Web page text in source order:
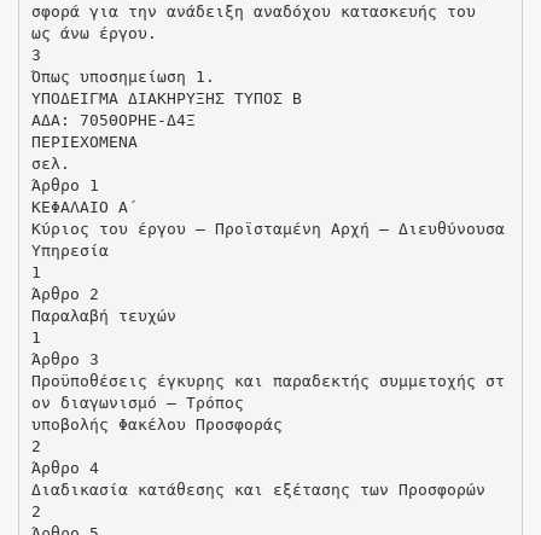
σφορά για την ανάδειξη αναδόχου κατασκευής του
ως άνω έργου.
3
Όπως υποσημείωση 1.
ΥΠΟΔΕΙΓΜΑ ΔΙΑΚΗΡΥΞΗΣ ΤΥΠΟΣ Β
ΑΔΑ: 705ΘΟΡΗΕ-Δ4Ξ
ΠΕΡΙΕΧΟΜΕΝΑ
σελ.
Άρθρο 1
ΚΕΦΑΛΑΙΟ Α΄
Κύριος του έργου – Προϊσταμένη Αρχή – Διευθύνουσα
Υπηρεσία
1
Άρθρο 2
Παραλαβή τευχών
1
Άρθρο 3
Προϋποθέσεις έγκυρης και παραδεκτής συμμετοχής στ
ον διαγωνισμό – Τρόπος
υποβολής Φακέλου Προσφοράς
2
Άρθρο 4
Διαδικασία κατάθεσης και εξέτασης των Προσφορών
2